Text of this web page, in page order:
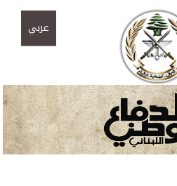
عربي